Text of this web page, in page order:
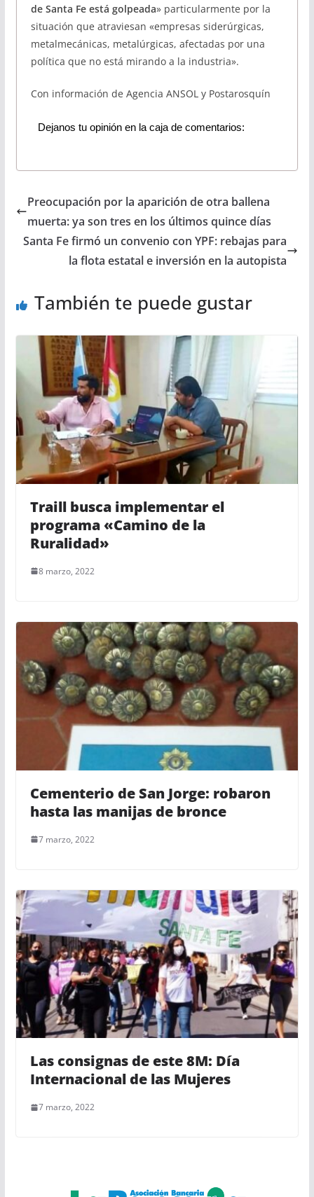
de Santa Fe está golpeada» particularmente por la
situación que atraviesan «empresas siderúrgicas,
metalmecánicas, metalúrgicas, afectadas por una
política que no está mirando a la industria».
Con información de Agencia ANSOL y Postarosquín
Dejanos tu opinión en la caja de comentarios:
Preocupación por la aparición de otra ballena
muerta: ya son tres en los últimos quince días
Santa Fe firmó un convenio con YPF: rebajas para
la flota estatal e inversión en la autopista
También te puede gustar
Traill busca implementar el
programa «Camino de la
Ruralidad»
8 marzo, 2022
Cementerio de San Jorge: robaron
hasta las manijas de bronce
7 marzo, 2022
Las consignas de este 8M: Día
Internacional de las Mujeres
7 marzo, 2022